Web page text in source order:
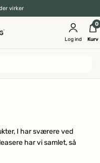
virker
Log ind
0
Kurv
I har sværere ved
har vi samlet, så